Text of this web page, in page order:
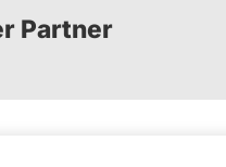
Partner